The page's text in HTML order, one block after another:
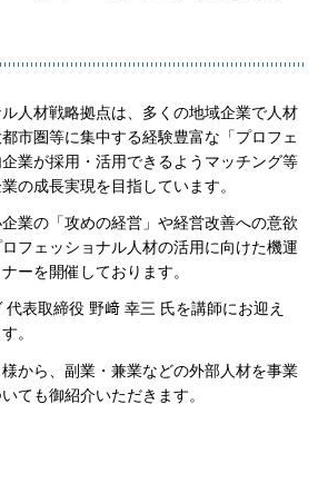
人材戦略拠点は、多くの地域企業で人材
市圏等に集中する経験豊富な「プロフェ
業が採用・活用できるようマッチング等
の成長実現を目指しています。
業の「攻めの経営」や経営改善への意欲
フェッショナル人材の活用に向けた機運
ーを開催しております。
表取締役 野﨑 幸三 氏を講師にお迎え
。
から、副業・兼業などの外部人材を事業
ても御紹介いただきます。